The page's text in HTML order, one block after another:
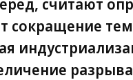
сокращение